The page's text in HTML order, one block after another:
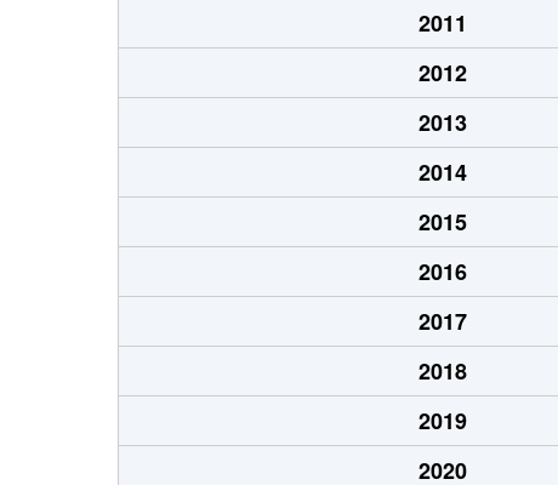
2011
2012
2013
2014
2015
2016
2017
2018
2019
2020